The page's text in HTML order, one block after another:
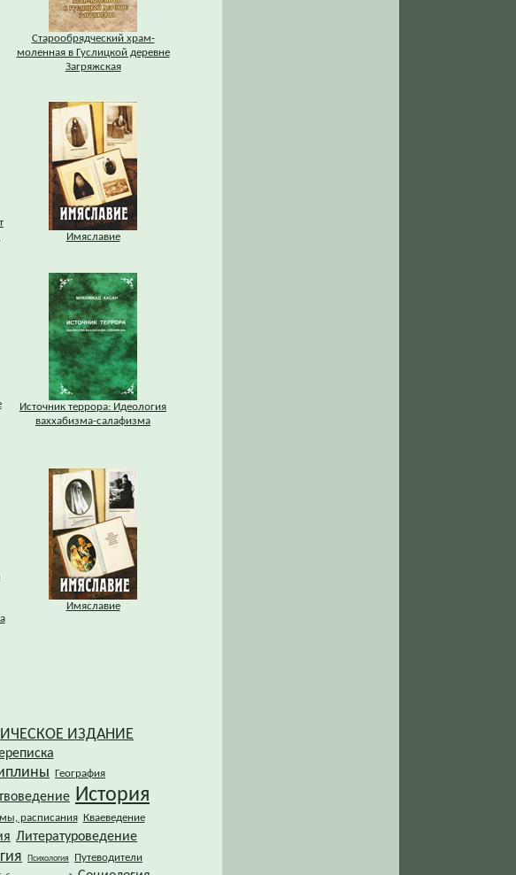
Старообрядческий храм-
моленная в Гуслицкой деревне
Загряжская
Имяславие
Источник террора: Идеология
ваххабизма-салафизма
Имяславие
ИЗДАНИЕ
География
История
расписания Кваеведение
Литературоведение
Психология
Путеводители